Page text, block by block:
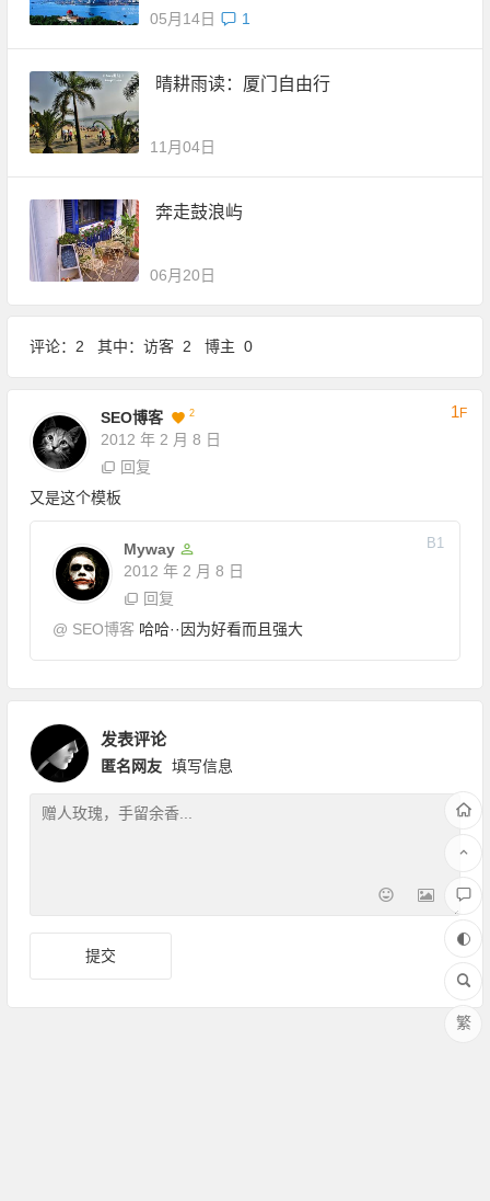
05月14日 1
晴耕雨读：厦门自由行
11月04日
奔走鼓浪屿
06月20日
评论：2 其中：访客 2 博主 0
SEO博客 2
2012 年 2 月 8 日
1F
回复
又是这个模板
Myway
2012 年 2 月 8 日
B1
回复
@ SEO博客 哈哈··因为好看而且强大
发表评论
匿名网友 填写信息
繁